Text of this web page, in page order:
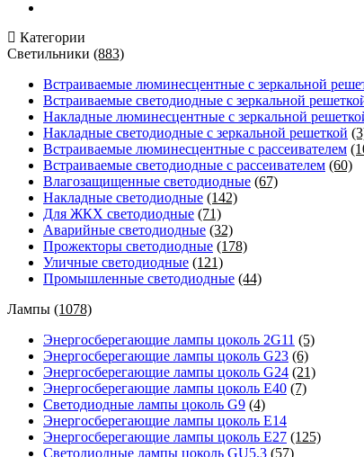
Категории
Светильники (883)
Встраиваемые люминесцентные с зеркальной
Встраиваемые светодиодные с зеркальной
Накладные люминесцентные с зеркальной
Накладные светодиодные с зеркальной решеткой
Встраиваемые люминесцентные с рассеивателем
Встраиваемые светодиодные с рассеивателем (60)
Влагозащищенные светодиодные (67)
Накладные светодиодные (142)
Для ЖКХ светодиодные (71)
Аварийные светодиодные (32)
Прожекторы светодиодные (178)
Уличные светодиодные (121)
Промышленные светодиодные (44)
Лампы (1078)
Энергосберегающие лампы цоколь 2G11 (5)
Энергосберегающие лампы цоколь G23 (6)
Энергосберегающие лампы цоколь G24 (21)
Энергосберегающие лампы цоколь Е40 (7)
Светодиодные лампы цоколь G9 (4)
Энергосберегающие лампы цоколь Е14
Энергосберегающие лампы цоколь Е27 (125)
Светодиодные лампы цоколь GU5.3 (57)